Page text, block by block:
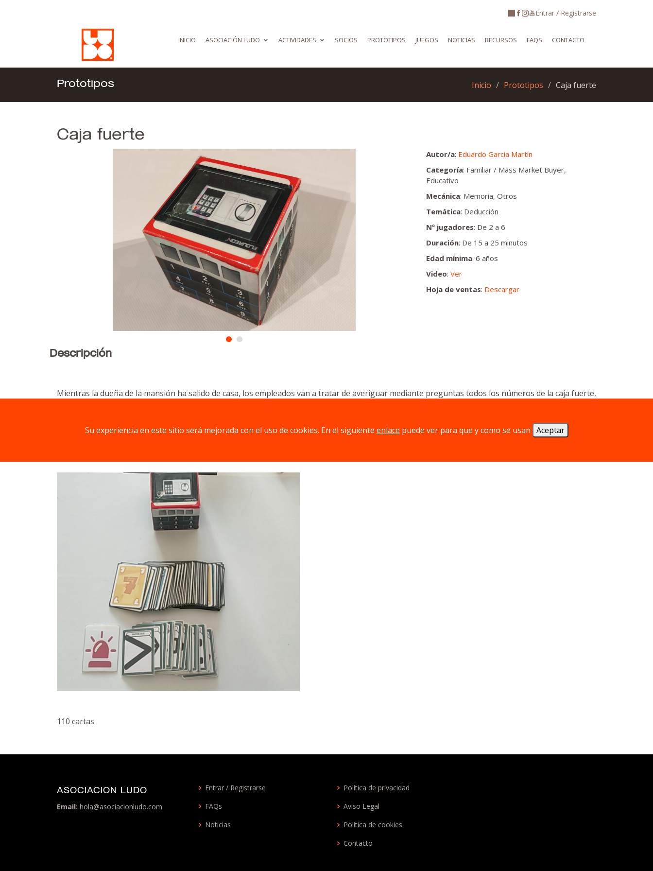
Entrar / Registrarse
INICIO ASOCIACIÓN LUDO ACTIVIDADES SOCIOS PROTOTIPOS JUEGOS NOTICIAS RECURSOS FAQS CONTACTO
Prototipos Inicio Prototipos Caja fuerte
Caja fuerte
Autor/a: Eduardo García Martín
Categoría: Familiar / Mass Market Buyer,
Educativo
Mecánica: Memoria, Otros
Temática: Deducción
Nº jugadores: De 2 a 6
Duración: De 15 a 25 minutos
Edad mínima: 6 años
Video: Ver
Hoja de ventas: Descargar
Descripción
Mientras la dueña de la mansión ha salido de casa, los empleados van a tratar de averiguar mediante preguntas todos los números de la caja fuerte,
110 cartas
ASOCIACION LUDO
Email: hola@asociacionludo.com
Entrar / Registrarse
FAQs
Noticias
Política de privacidad
Aviso Legal
Política de cookies
Contacto
Su experiencia en este sitio será mejorada con el uso de cookies. En el siguiente enlace puede ver para que y como se usan Aceptar